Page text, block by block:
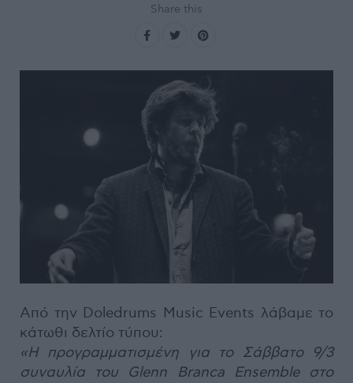
Share this
Από την Doledrums Music Events λάβαμε το
κάτωθι δελτίο τύπου:
«Η προγραμματισμένη για το Σάββατο 9/3
συναυλία του Glenn Branca Ensemble στο